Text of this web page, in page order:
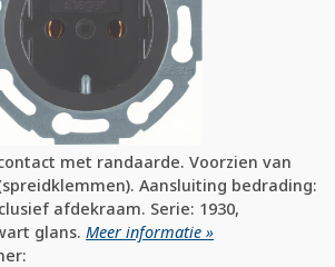
met randaarde. Voorzien van
Aansluiting bedrading:
afdekraam. Serie: 1930,
glans. Meer informatie »